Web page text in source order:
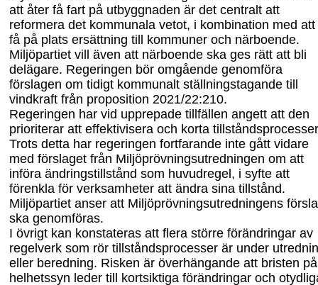
att åter få fart på utbyggnaden är det centralt att
reformera det kommunala vetot, i kombination med att
få på plats ersättning till kommuner och närboende.
Miljöpartiet vill även att närboende ska ges rätt att bli
delägare. Regeringen bör omgående genomföra
förslagen om tidigt kommunalt ställningstagande till
vindkraft från proposition 2021/22:210.
Regeringen har vid upprepade tillfällen angett att den
prioriterar att effektivisera och korta
Trots detta har regeringen fortfarande inte gått vidare
med förslaget från Miljöprövningsutredningen om att
införa ändringstillstånd som huvudregel, i syfte att
förenkla för verksamheter att ändra sina tillstånd.
Miljöpartiet anser att Miljöprövningsutredningens
ska genomföras.
I övrigt kan konstateras att flera större förändringar av
regelverk som rör tillståndsprocesser är under
eller beredning. Risken är överhängande att bristen på
helhetssyn leder till kortsiktiga förändringar och